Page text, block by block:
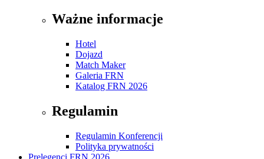
Ważne informacje
Hotel
Dojazd
Match Maker
Galeria FRN
Katalog FRN 2026
Regulamin
Regulamin Konferencji
Polityka prywatności
Prelegenci FRN 2026